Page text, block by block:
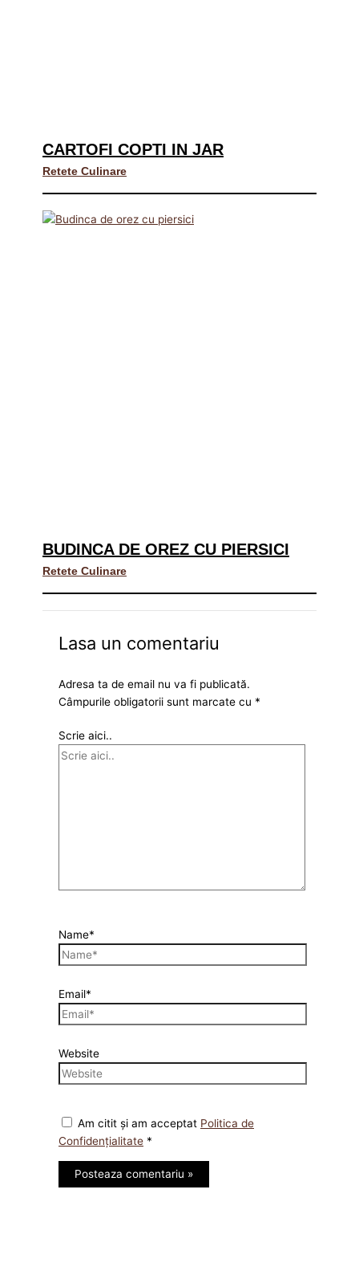
CARTOFI COPTI IN JAR
Retete Culinare
BUDINCA DE OREZ CU PIERSICI
Retete Culinare
Lasa un comentariu
Adresa ta de email nu va fi publicată.
Câmpurile obligatorii sunt marcate cu *
Scrie aici..
Name*
Email*
Website
Am citit și am acceptat Politica de
Confidențialitate *